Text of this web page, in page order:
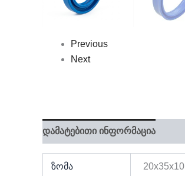
Previous
Next
დამატებითი ინფორმაცია
ზომა 20x35x10